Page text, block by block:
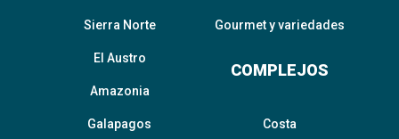
Sierra Norte
El Austro
Amazonia
Galapagos
Gourmet y variedades
COMPLEJOS
Costa